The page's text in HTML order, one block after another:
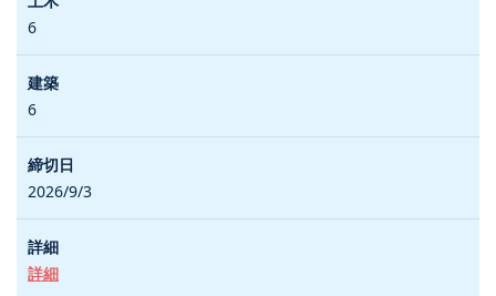
6
6
2026/9/3
詳細